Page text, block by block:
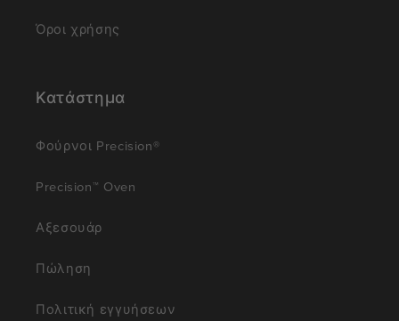
Όροι χρήσης
Κατάστημα
Φούρνοι Precision®
Precision™ Oven
Αξεσουάρ
Πώληση
Πολιτική εγγυήσεων